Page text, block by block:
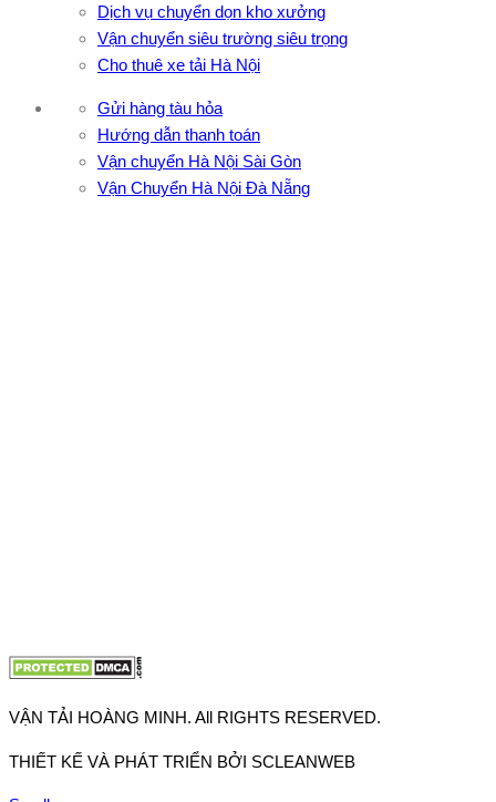
Dịch vụ chuyển dọn kho xưởng
Vận chuyển siêu trường siêu trọng
Cho thuê xe tải Hà Nội
Gửi hàng tàu hỏa
Hướng dẫn thanh toán
Vận chuyển Hà Nội Sài Gòn
Vận Chuyển Hà Nội Đà Nẵng
VẬN TẢI HOÀNG MINH. All RIGHTS RESERVED.
THIẾT KẾ VÀ PHÁT TRIỂN BỞI SCLEANWEB